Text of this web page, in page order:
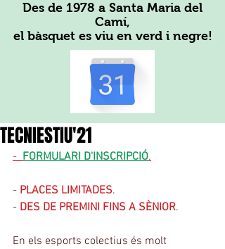
Des de 1978 a Santa Maria del
Camí,
el bàsquet es viu en verd i negre!
TECNIESTIU'21
- FORMULARI D'INSCRIPCIÓ.
- PLACES LIMITADES.
- DES DE PREMINI FINS A SÈNIOR.
En els esports colectius és molt